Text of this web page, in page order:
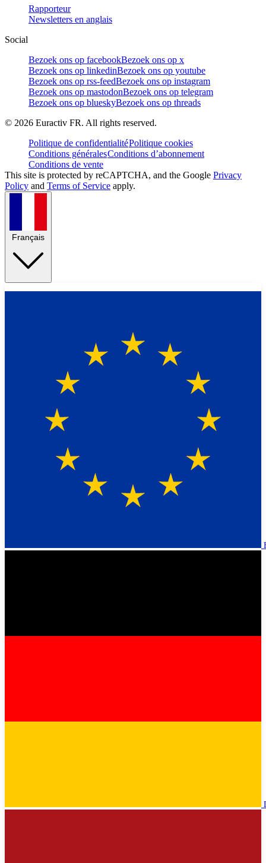
Rapporteur
Newsletters en anglais
Social
Bezoek ons op facebookBezoek ons op x
Bezoek ons op linkedinBezoek ons op youtube
Bezoek ons op rss-feedBezoek ons op instagram
Bezoek ons op mastodonBezoek ons op telegram
Bezoek ons op blueskyBezoek ons op threads
© 2026 Euractiv FR. All rights reserved.
Politique de confidentialitéPolitique cookies
Conditions généralesConditions d’abonnement
Conditions de vente
This site is protected by reCAPTCHA, and the Google Privacy
Policy and Terms of Service apply.
Français